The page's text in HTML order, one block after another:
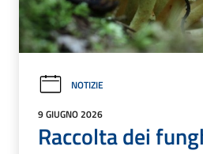
NOTIZIE
9 GIUGNO 2026
Raccolta dei